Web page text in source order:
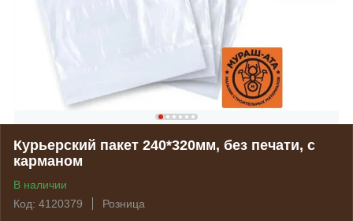
Курьерский пакет 240*320мм, без печати, с
карманом
В наличии
Код: 4120379
Розница